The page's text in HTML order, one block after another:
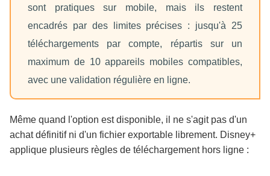
sont pratiques sur mobile, mais ils restent
encadrés par des limites précises : jusqu'à 25
téléchargements par compte, répartis sur un
maximum de 10 appareils mobiles compatibles,
avec une validation régulière en ligne.
Même quand l'option est disponible, il ne s'agit pas d'un
achat définitif ni d'un fichier exportable librement. Disney+
applique plusieurs règles de téléchargement hors ligne :